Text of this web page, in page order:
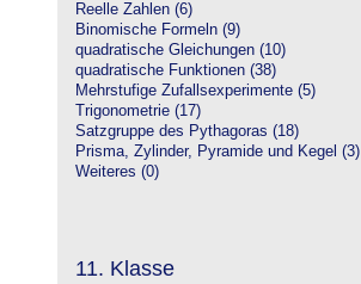
Reelle Zahlen (6)
Binomische Formeln (9)
quadratische Gleichungen (10)
quadratische Funktionen (38)
Mehrstufige Zufallsexperimente (5)
Trigonometrie (17)
Satzgruppe des Pythagoras (18)
Prisma, Zylinder, Pyramide und Kegel (3)
Weiteres (0)
11. Klasse